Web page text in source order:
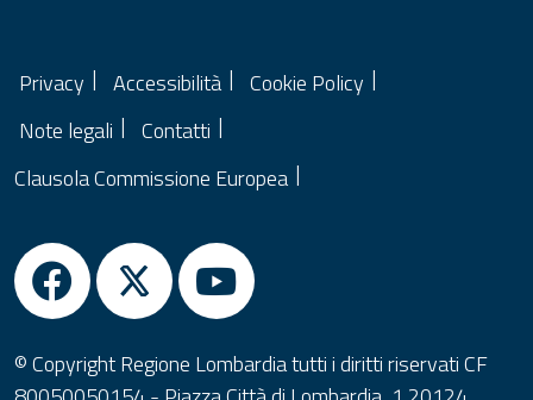
Privacy Accessibilità
Cookie Policy
Note legali
Contatti
Clausola Commissione Europea
© Copyright Regione Lombardia tutti i diritti riservati CF